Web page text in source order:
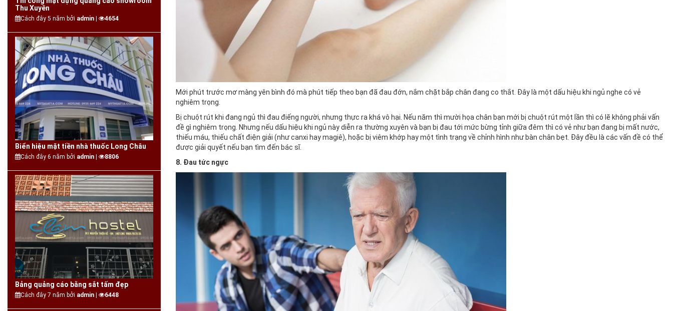
Thu Xuyên
Cách đây 5 năm bởi admin | 4654
Biển hiệu mặt tiền nhà thuốc Long Châu
Cách đây 6 năm bởi admin | 8806
Bảng quảng cáo bằng sắt tấm đẹp
Cách đây 7 năm bởi admin | 6448
Mới phút trước mơ màng yên bình đó mà phút tiếp theo bạn đã đau đớn, nắm chặt bắp chân đang co thắt. Đây là một dấu hiệu khi ngủ nghe có vẻ
nghiêm trọng.
Bị chuột rút khi đang ngủ thì đau điếng người, nhưng thực ra khá vô hại. Nếu năm thì mười họa chân bạn mới bị chuột rút một lần thì có lẽ không phải vấn
đề gì nghiêm trọng. Nhưng nếu dấu hiệu khi ngủ này diễn ra thường xuyên và bạn bị đau tới mức bừng tỉnh giữa đêm thì có vẻ như bạn đang bị mất nước,
thiếu máu, thiếu chất điện giải (như canxi hay magiê), hoặc bị viêm khớp hay một tình trạng về chỉnh hình như bàn chân bẹt. Đây đều là các vấn đề có thể
được giải quyết nếu bạn tìm đến bác sĩ.
8. Đau tức ngực